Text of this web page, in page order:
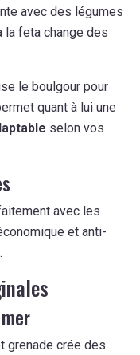
avec des légumes
la feta change des
le boulgour pour
quant à lui une
selon vos
avec les
et anti-
grenade crée des